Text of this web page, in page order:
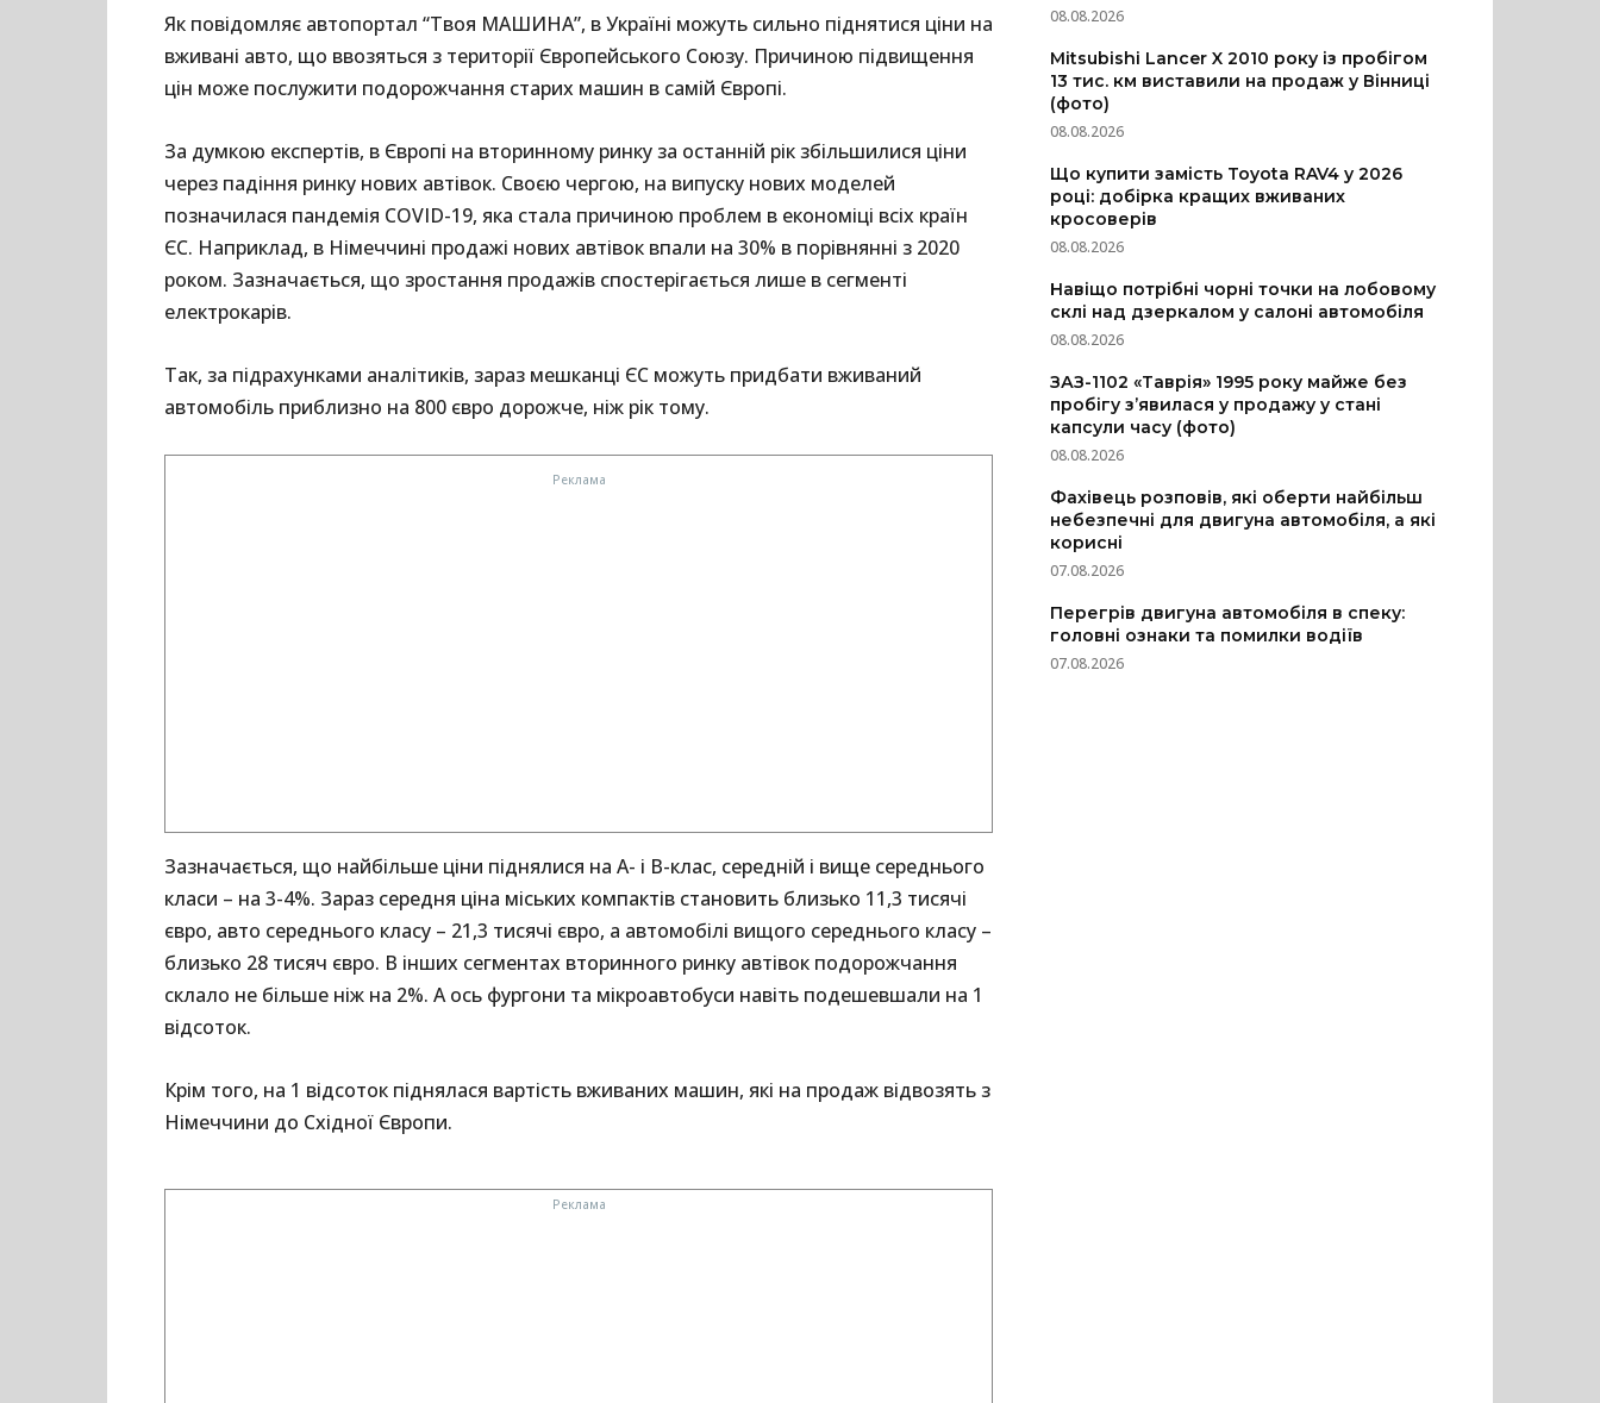
Як повідомляє автопортал “Твоя МАШИНА”, в Україні можуть сильно піднятися ціни на
вживані авто, що ввозяться з території Європейського Союзу. Причиною підвищення
цін може послужити подорожчання старих машин в самій Європі.
За думкою експертів, в Європі на вторинному ринку за останній рік збільшилися ціни
через падіння ринку нових автівок. Своєю чергою, на випуску нових моделей
позначилася пандемія COVID-19, яка стала причиною проблем в економіці всіх країн
ЄС. Наприклад, в Німеччині продажі нових автівок впали на 30% в порівнянні з 2020
роком. Зазначається, що зростання продажів спостерігається лише в сегменті
електрокарів.
Так, за підрахунками аналітиків, зараз мешканці ЄС можуть придбати вживаний
автомобіль приблизно на 800 євро дорожче, ніж рік тому.
Зазначається, що найбільше ціни піднялися на A- і B-клас, середній і вище середнього
класи – на 3-4%. Зараз середня ціна міських компактів становить близько 11,3 тисячі
євро, авто середнього класу – 21,3 тисячі євро, а автомобілі вищого середнього класу –
близько 28 тисяч євро. В інших сегментах вторинного ринку автівок подорожчання
склало не більше ніж на 2%. А ось фургони та мікроавтобуси навіть подешевшали на 1
відсоток.
Крім того, на 1 відсоток піднялася вартість вживаних машин, які на продаж відвозять з
Німеччини до Східної Європи.
08.08.2026
Mitsubishi Lancer X 2010 року із пробігом
13 тис. км виставили на продаж у Вінниці
(фото)
08.08.2026
Що купити замість Toyota RAV4 у 2026
році: добірка кращих вживаних
кросоверів
08.08.2026
Навіщо потрібні чорні точки на лобовому
склі над дзеркалом у салоні автомобіля
08.08.2026
ЗАЗ-1102 «Таврія» 1995 року майже без
пробігу з’явилася у продажу у стані
капсули часу (фото)
08.08.2026
Фахівець розповів, які оберти найбільш
небезпечні для двигуна автомобіля, а які
корисні
07.08.2026
Перегрів двигуна автомобіля в спеку:
головні ознаки та помилки водіїв
07.08.2026